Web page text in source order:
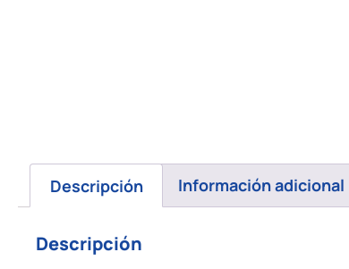
Descripción Información adicional
Descripción